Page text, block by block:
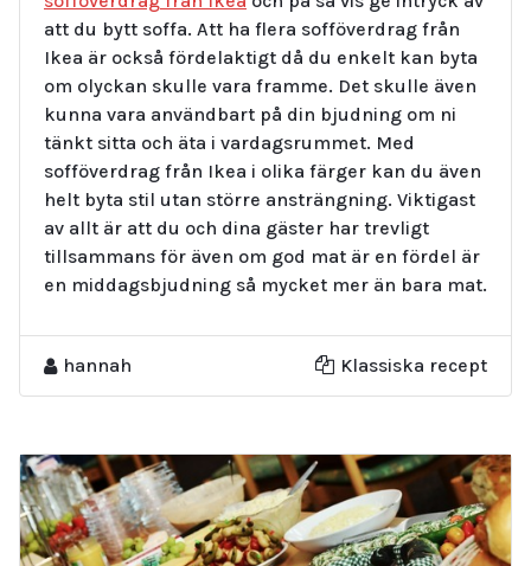
att du bytt soffa. Att ha flera sofföverdrag från
Ikea är också fördelaktigt då du enkelt kan byta
om olyckan skulle vara framme. Det skulle även
kunna vara användbart på din bjudning om ni
tänkt sitta och äta i vardagsrummet. Med
sofföverdrag från Ikea i olika färger kan du även
helt byta stil utan större ansträngning. Viktigast
av allt är att du och dina gäster har trevligt
tillsammans för även om god mat är en fördel är
en middagsbjudning så mycket mer än bara mat.
hannah Klassiska recept